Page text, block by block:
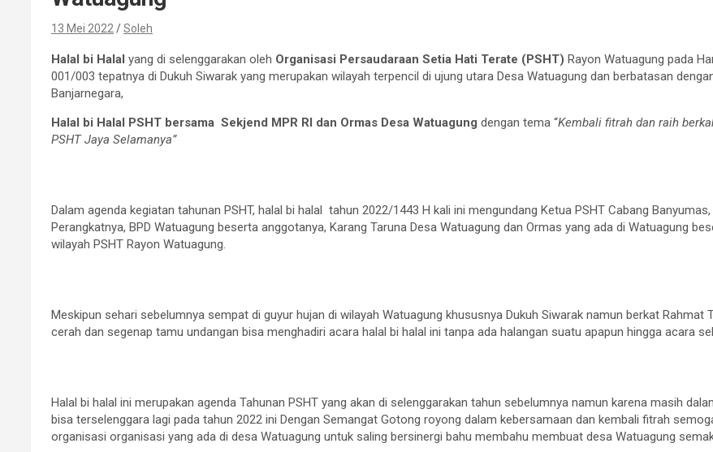
13 Mei 2022 Soleh
Halal bi Halal yang di selenggarakan oleh Organisasi Persaudaraan Setia Hati Terate (PSHT) Rayon Watuagung pada
001/003 tepatnya di Dukuh Siwarak yang merupakan wilayah terpencil di ujung utara Desa Watuagung dan berbatasan
Banjarnegara,
Halal bi Halal PSHT bersama Sekjend MPR RI dan Ormas Desa Watuagung dengan tema “Kembali fitrah dan raih
PSHT Jaya Selamanya”
Dalam agenda kegiatan tahunan PSHT, halal bi halal tahun 2022/1443 H kali ini mengundang Ketua PSHT Cabang
Perangkatnya, BPD Watuagung beserta anggotanya, Karang Taruna Desa Watuagung dan Ormas yang ada di Watuagung
wilayah PSHT Rayon Watuagung.
Meskipun sehari sebelumnya sempat di guyur hujan di wilayah Watuagung khususnya Dukuh Siwarak namun berkat Rahmat
cerah dan segenap tamu undangan bisa menghadiri acara halal bi halal ini tanpa ada halangan suatu apapun hingga acara
Halal bi halal ini merupakan agenda Tahunan PSHT yang akan di selenggarakan tahun sebelumnya namun karena masih
bisa terselenggara lagi pada tahun 2022 ini Dengan Semangat Gotong royong dalam kebersamaan dan kembali fitrah
organisasi organisasi yang ada di desa Watuagung untuk saling bersinergi bahu membahu membuat desa Watuagung